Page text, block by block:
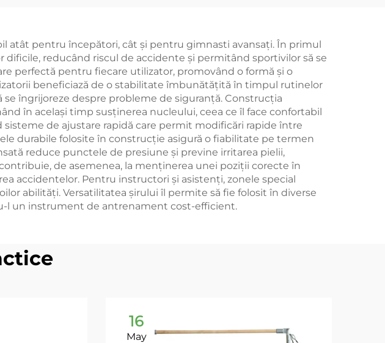
Antrenament
atât pentru începători, cât și pentru gimnasti avansați. În primul
reducând riscul de accidente și permitând sportivilor să se
perfectă pentru fiecare utilizator, promovând o formă și o
beneficiază de o stabilitate îmbunătățită în timpul rutinelor
îngrijoreze despre probleme de siguranță. Construcția
în același timp susținerea nucleului, ceea ce îl face confortabil
de ajustare rapidă care permit modificări rapide între
durabile folosite în construcție asigură o fiabilitate pe termen
reduce punctele de presiune și previne irritarea pielii,
de asemenea, la menținerea unei poziții corecte în
accidentelor. Pentru instructori și asistenți, zonele special
abilități. Versatilitatea șirului îl permite să fie folosit în diverse
l un instrument de antrenament cost-efficient.
16
May